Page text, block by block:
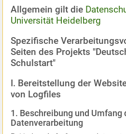
Allgemein gilt die
Universität Heidelberg
Spezifische
Seiten des Projekts
Schulstart"
I. Bereitstellung der
von Logfiles
1. Beschreibung und Umfang
Datenverarbeitung